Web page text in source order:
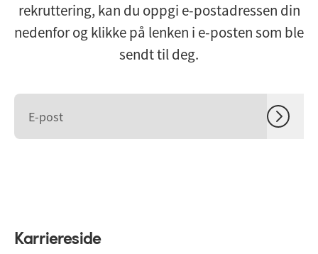
rekruttering, kan du oppgi e-postadressen din
nedenfor og klikke på lenken i e-posten som ble
sendt til deg.
Karriereside